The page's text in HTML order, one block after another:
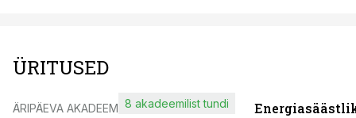
ÜRITUSED
ÄRIPÄEVA AKADEEMIA8 akadeemilist tundi